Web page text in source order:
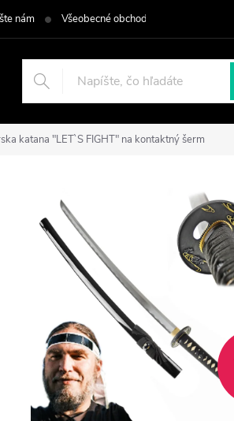
nám Všeobecné obchodné podmienky
katana "LET`S FIGHT" na kontaktný šerm